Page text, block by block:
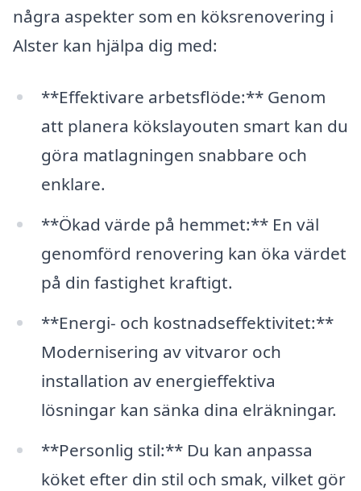
några aspekter som en köksrenovering i
Alster kan hjälpa dig med:
**Effektivare arbetsflöde:** Genom
att planera kökslayouten smart kan du
göra matlagningen snabbare och
enklare.
**Ökad värde på hemmet:** En väl
genomförd renovering kan öka värdet
på din fastighet kraftigt.
**Energi- och kostnadseffektivitet:**
Modernisering av vitvaror och
installation av energieffektiva
lösningar kan sänka dina elräkningar.
**Personlig stil:** Du kan anpassa
köket efter din stil och smak, vilket gör